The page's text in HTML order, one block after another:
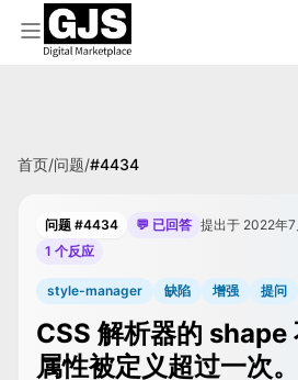
欢迎来到 GJS.MARKET！使用优惠码
首页/问题/#4434
问题 #4434 💬 已回答 提出于 2022年7
1 个反应
style-manager 缺陷 增强 提问
CSS 解析器的 shape
属性被定义超过一次。